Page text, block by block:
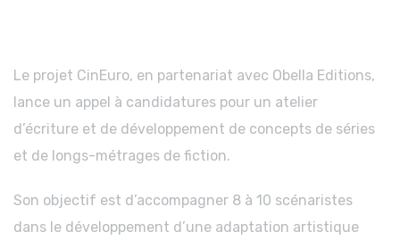
Le projet CinEuro, en partenariat avec Obella Editions,
lance un appel à candidatures pour un atelier
d’écriture et de développement de concepts de séries
et de longs-métrages de fiction.
Son objectif est d’accompagner 8 à 10 scénaristes
dans le développement d’une adaptation artistique